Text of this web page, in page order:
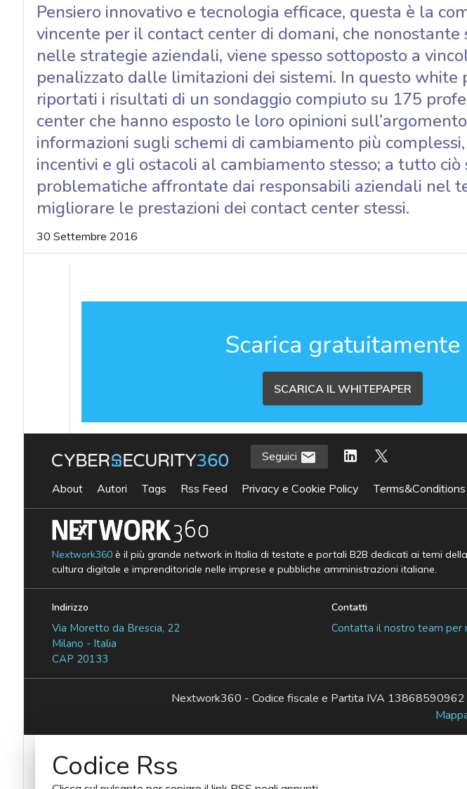
Pensiero innovativo e tecnologia efficace, questa è la
vincente per il contact center di domani, che
nelle strategie aziendali, viene spesso sottoposto a
penalizzato dalle limitazioni dei sistemi. In questo white
riportati i risultati di un sondaggio compiuto su 175
center che hanno esposto le loro opinioni
informazioni sugli schemi di cambiamento più
incentivi e gli ostacoli al cambiamento stesso; a tutto ciò
problematiche affrontate dai responsabili aziendali nel
migliorare le prestazioni dei contact center stessi.
30 Settembre 2016
Scarica gratuitamente
SCARICA IL WHITEPAPER
Seguici
About Autori Tags Rss Feed Privacy e Cookie Policy
Nextwork360è il più grande network in Italia di testate e portali B2B dedicati ai temi
cultura digitale e imprenditoriale nelle imprese e pubbliche amministrazioni italiane.
Indirizzo
Via Moretto da Brescia, 22
Milano - Italia
CAP 20133
Contatti
Contatta il nostro team per
Nextwork360 - Codice fiscale e Partita IVA
Codice Rss